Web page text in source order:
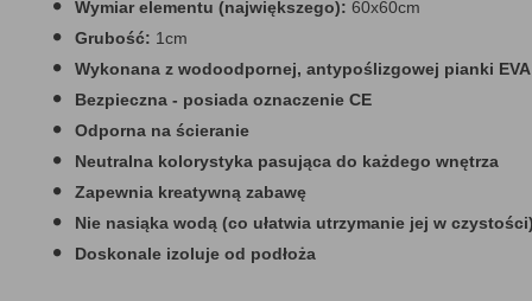
Wymiar elementu (największego): 60x60cm
Grubość: 1cm
Wykonana z wodoodpornej, antypoślizgowej pianki EVA
Bezpieczna - posiada oznaczenie CE
Odporna na ścieranie
Neutralna kolorystyka pasująca do każdego wnętrza
Zapewnia kreatywną zabawę
Nie nasiąka wodą (co ułatwia utrzymanie jej w
Doskonale izoluje od podłoża